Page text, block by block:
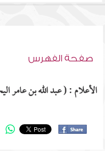
صفحة الفهرس
الأعلام : ( عبد الله بن عامر